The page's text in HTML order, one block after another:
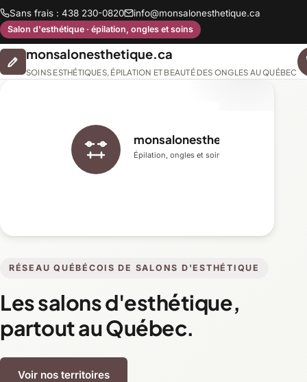
Sans frais : 438 230-0820 info@monsalonesthetique.ca
Salon d'esthétique · épilation, ongles et soins
monsalonesthetique.ca
SOINS ESTHÉTIQUES, ÉPILATION ET BEAUTÉ DES ONGLES AU QUÉBEC
RÉSEAU QUÉBÉCOIS DE SALONS D'ESTHÉTIQUE
Les salons d'esthétique,
partout au Québec.
Voir nos territoires
monsalonesthetique.ca
Épilation, ongles et soins du visage